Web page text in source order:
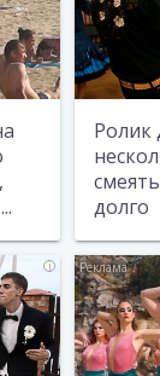
Ролик
долго
i